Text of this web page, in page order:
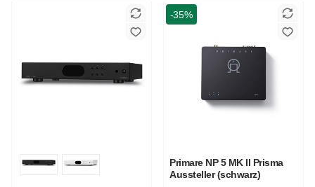
Primare NP 5 MK II Prisma
Aussteller (schwarz)
-35%